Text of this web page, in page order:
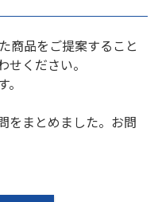
商品をご提案すること
ください。
をまとめました。お問